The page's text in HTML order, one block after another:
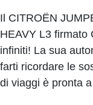
Il CITROËN
HEAVY L3 firmato
infiniti! La sua
farti ricordare le
di viaggi è pronta